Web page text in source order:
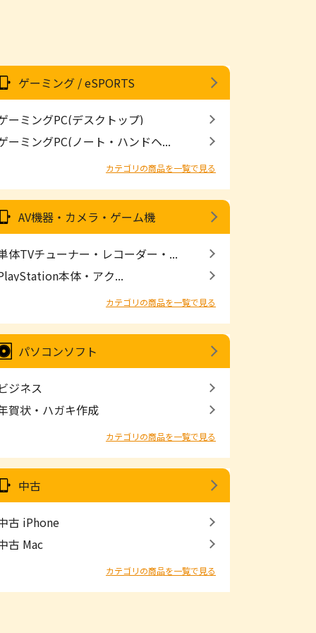
ゲーミング / eSPORTS
ーミングPC(デスクトップ)
ーミングPC(ノート・ハンドヘ...
カテゴリの商品を一覧で見る
AV機器・カメラ・ゲーム機
体TVチューナー・レコーダー・...
本体・アク...
カテゴリの商品を一覧で見る
パソコンソフト
ジネス
賀状・ハガキ作成
カテゴリの商品を一覧で見る
中古
古 iPhone
古 Mac
カテゴリの商品を一覧で見る